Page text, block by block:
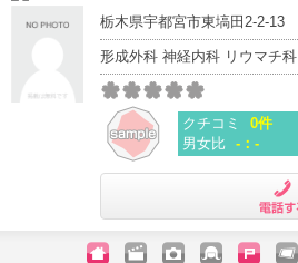
栃木県宇都宮市東塙田2-2-13
形成外科 神経内科 リウマチ科
クチコミ
0件
男女比 -：-